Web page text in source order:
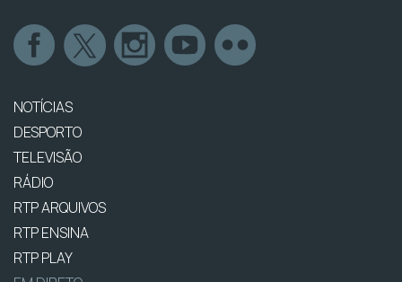
NOTÍCIAS
DESPORTO
TELEVISÃO
RÁDIO
RTP ARQUIVOS
RTP ENSINA
RTP PLAY